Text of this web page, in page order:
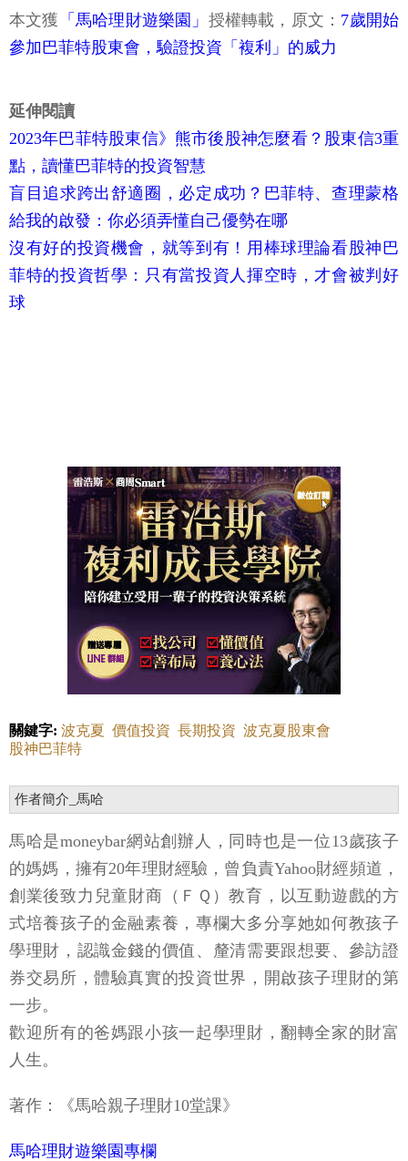
本文獲 「馬哈理財遊樂園」 授權轉載，原文： 7歲開始
參加巴菲特股東會，驗證投資「複利」的威力
延伸閱讀
2023年巴菲特股東信》熊市後股神怎麼看？股東信3重
點，讀懂巴菲特的投資智慧
盲目追求跨出舒適圈，必定成功？巴菲特、查理蒙格
給我的啟發：你必須弄懂自己優勢在哪
沒有好的投資機會，就等到有！用棒球理論看股神巴
菲特的投資哲學：只有當投資人揮空時，才會被判好
球
關鍵字: 波克夏 價值投資 長期投資 波克夏股東會
股神巴菲特
作者簡介_馬哈
馬哈是moneybar網站創辦人，同時也是一位13歲孩子
的媽媽，擁有20年理財經驗，曾負責Yahoo財經頻道，
創業後致力兒童財商（ＦＱ）教育，以互動遊戲的方
式培養孩子的金融素養，專欄大多分享她如何教孩子
學理財，認識金錢的價值、釐清需要跟想要、參訪證
券交易所，體驗真實的投資世界，開啟孩子理財的第
一步。
歡迎所有的爸媽跟小孩一起學理財，翻轉全家的財富
人生。
著作：《馬哈親子理財10堂課》
馬哈理財遊樂園專欄